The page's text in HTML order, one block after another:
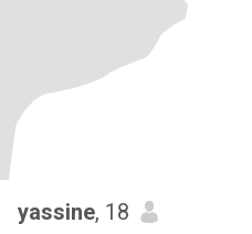
yassine, 18